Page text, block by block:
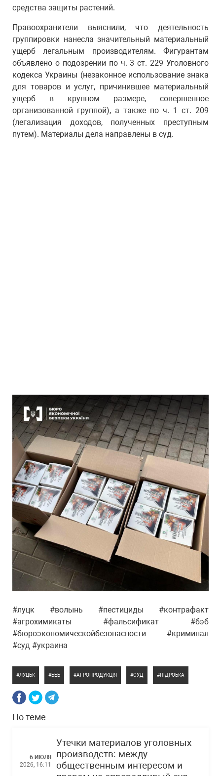
средства защиты растений.
Правоохранители выяснили, что деятельность
группировки нанесла значительный материальный
ущерб легальным производителям. Фигурантам
объявлено о подозрении по ч. 3 ст. 229 Уголовного
кодекса Украины (незаконное использование знака
для товаров и услуг, причинившее материальный
ущерб в крупном размере, совершенное
организованной группой), а также по ч. 1 ст. 209
(легализация доходов, полученных преступным
путем). Материалы дела направлены в суд.
#луцк #волынь #пестициды #контрафакт
#агрохимикаты #фальсификат #бэб
#бюроэкономическойбезопасности #криминал
#суд #украина
ЛУЦЬК БЕБ АГРОПРОДУКЦІЯ СУД ПІДРОБКА
По теме
6 ИЮЛЯ
2026, 16:11
Утечки материалов уголовных
производств: между
общественным интересом и